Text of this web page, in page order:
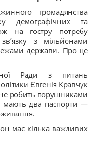
громадянства
демографічних та
на гостру потребу
з мільйонами
держави. Про це
Ради з питань
Євгенія Кравчук
робить порушниками
мають два паспорти —
має кілька важливих